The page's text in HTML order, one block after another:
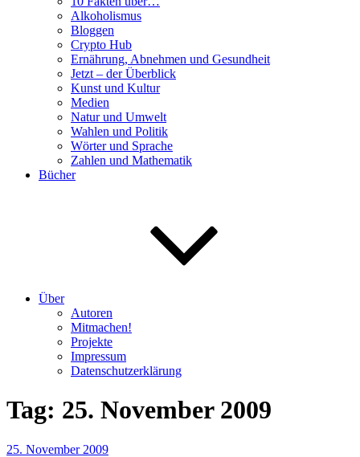
Alkoholismus
Bloggen
Crypto Hub
Ernährung, Abnehmen und Gesundheit
Jetzt – der Überblick
Kunst und Kultur
Medien
Natur und Umwelt
Wahlen und Politik
Wörter und Sprache
Zahlen und Mathematik
Bücher
Über
Autoren
Mitmachen!
Projekte
Impressum
Datenschutzerklärung
Tag: 25. November 2009
Veröffentlicht
25. November 2009